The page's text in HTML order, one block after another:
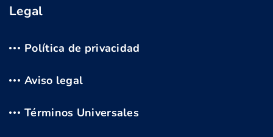
Legal
Política de privacidad
Aviso legal
Términos Universales